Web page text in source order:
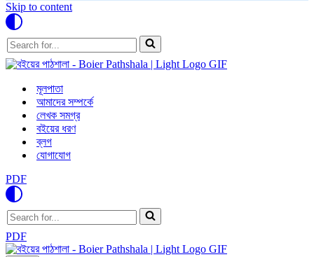
Skip to content
Search
for...
মূলপাতা
আমাদের সম্পর্কে
লেখক সমগ্র
বইয়ের ধরণ
ব্লগ
যোগাযোগ
PDF
Search
for...
PDF